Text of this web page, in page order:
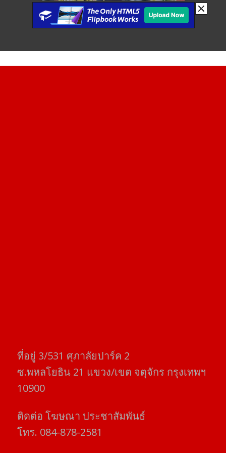
ที่อยู่​ 3/531​ ศุภาลัยปาร์ค​ 2
ซ.พหลโยธิน​ 21​ แขวง/เขต​ จตุจักร​ กรุงเทพฯ
10900
ติดต่อ​ โฆษณา​ ประชาสัมพันธ์
โทร​. 084-878-2581